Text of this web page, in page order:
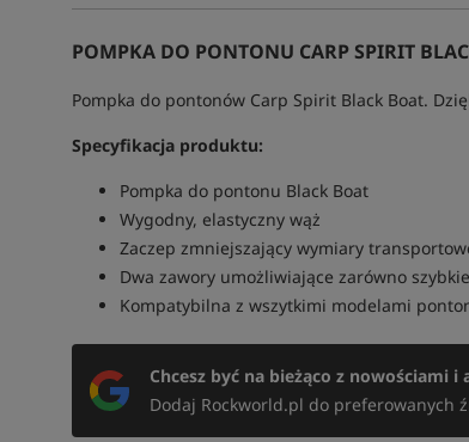
POMPKA DO PONTONU CARP SPIRIT
Pompka do pontonów Carp Spirit Black Boat.
Specyfikacja produktu:
Pompka do pontonu Black Boat
Wygodny, elastyczny wąż
Zaczep zmniejszający wymiary
Dwa zawory umożliwiające zarówno
Kompatybilna z wszytkimi modelami
Chcesz być na bieżąco z nowościami
Dodaj Rockworld.pl do preferowanych